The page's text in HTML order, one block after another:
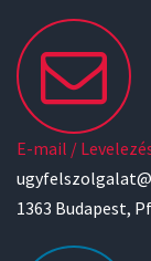
E-mail /
1363 Budapest,